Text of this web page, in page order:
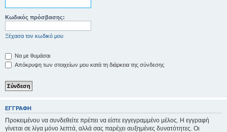
Κωδικός πρόσβασης:
Ξέχασα τον κωδικό μου
Να με θυμάσαι
Απόκρυψη των στοιχείων μου κατά τη διάρκεια της σύνδεσης
ΕΓΓΡΑΦΉ
Προκειμένου να συνδεθείτε πρέπει να είστε εγγεγραμμένο μέλος. Η εγγραφή
γίνεται σε λίγα μόνο λεπτά, αλλά σας παρέχει αυξημένες δυνατότητες. Οι